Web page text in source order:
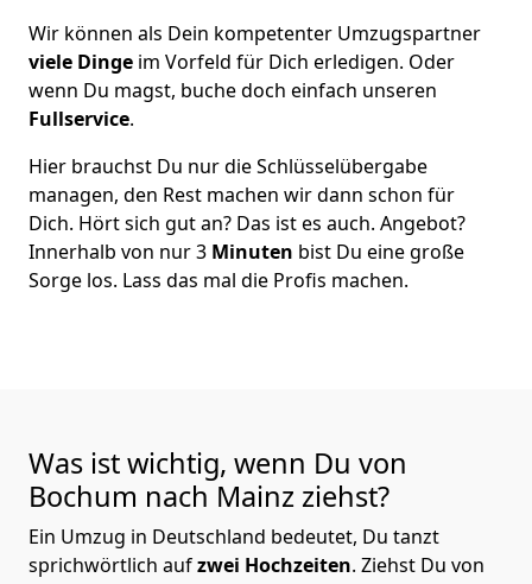
Wir können als Dein kompetenter Umzugspartner
viele Dinge im Vorfeld für Dich erledigen. Oder
wenn Du magst, buche doch einfach unseren
Fullservice.
Hier brauchst Du nur die Schlüsselübergabe
managen, den Rest machen wir dann schon für
Dich. Hört sich gut an? Das ist es auch. Angebot?
Innerhalb von nur 3 Minuten bist Du eine große
Sorge los. Lass das mal die Profis machen.
Was ist wichtig, wenn Du von
Bochum nach Mainz ziehst?
Ein Umzug in Deutschland bedeutet, Du tanzt
sprichwörtlich aufzwei Hochzeiten. Ziehst Du von